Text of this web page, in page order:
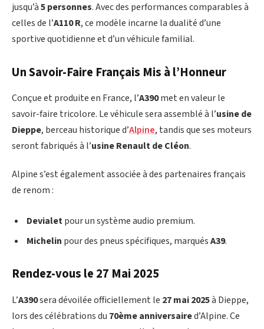
jusqu’à5 personnes. Avec des performances comparables à
celles de l’A110 R, ce modèle incarne la dualité d’une
sportive quotidienne et d’un véhicule familial.
Un Savoir-Faire Français Mis à l’Honneur
Conçue et produite en France, l’A390met en valeur le
savoir-faire tricolore. Le véhicule sera assemblé à l’usine de
Dieppe, berceau historique d’Alpine, tandis que ses moteurs
seront fabriqués à l’usine Renault de Cléon.
Alpine s’est également associée à des partenaires français
de renom :
Devialetpour un système audio premium.
Michelin pour des pneus spécifiques, marquésA39.
Rendez-vous le 27 Mai 2025
L’A390sera dévoilée officiellement le 27 mai 2025à Dieppe,
lors des célébrations du 70ème anniversaired’Alpine. Ce